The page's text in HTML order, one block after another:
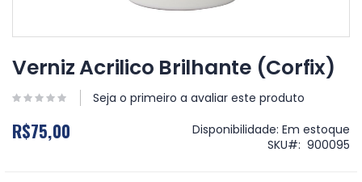
para
o
da
de
Verniz Acrilico Brilhante (Corfix)
Seja o primeiro a avaliar este produto
R$75,00 Disponibilidade: Em estoque
SKU
900095